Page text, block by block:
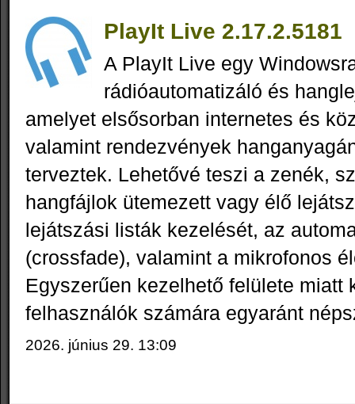
PlayIt Live 2.17.2.5181
A PlayIt Live egy
rádióautomatizáló és
amelyet elsősorban internetes és
valamint rendezvények
terveztek. Lehetővé teszi a zenék,
hangfájlok ütemezett vagy élő
lejátszási listák kezelését, az
(crossfade), valamint a mikrofonos
Egyszerűen kezelhető felülete miatt
felhasználók számára egyaránt
2026. június 29. 13:09